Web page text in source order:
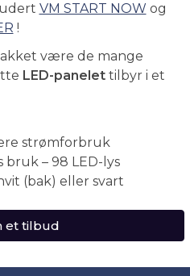
VM START NOW og
!
være de mange
LED-panelettilbyr i et
strømforbruk
– 98 LED-lys
(bak) eller svart
et tilbud